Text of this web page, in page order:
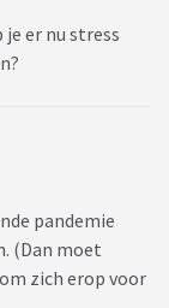
er nu stress
pandemie
(Dan moet
zich erop voor